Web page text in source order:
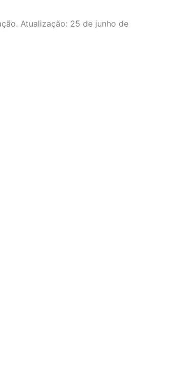
Atualização: 25 de junho de